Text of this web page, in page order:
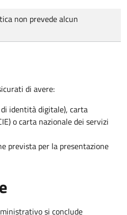
non prevede alcun
di avere:
identità digitale), carta
o carta nazionale dei servizi
prevista per la presentazione
si conclude